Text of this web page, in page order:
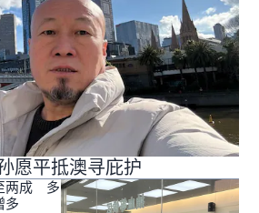
愿平抵澳寻庇护
两成 多
多